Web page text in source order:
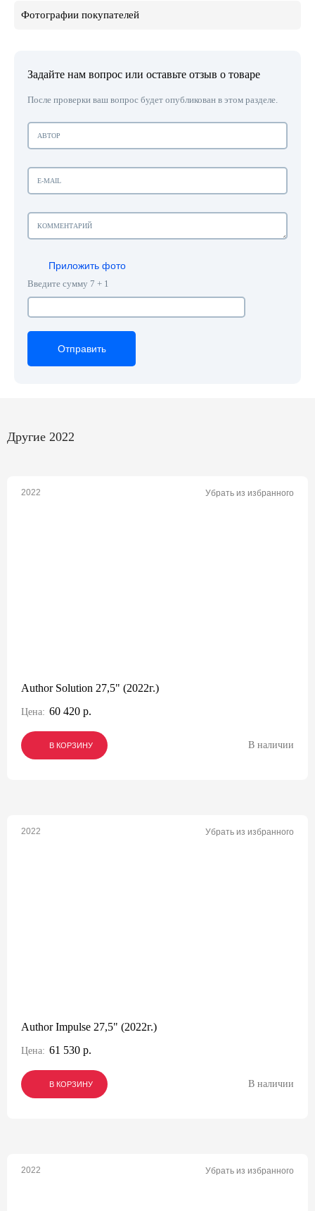
Фотографии покупателей
Задайте нам вопрос или оставьте отзыв о товаре
После проверки ваш вопрос будет опубликован в этом разделе.
Приложить фото
Введите сумму 7 + 1
Отправить
Отправить
Отправить
Другие 2022
2022 Убрать из избранного
Author Solution 27,5" (2022г.)
Цена: 60 420 р.
В КОРЗИНУ
В КОРЗИНУ
В КОРЗИНУ В наличии
2022 Убрать из избранного
Author Impulse 27,5" (2022г.)
Цена: 61 530 р.
В КОРЗИНУ
В КОРЗИНУ
В КОРЗИНУ В наличии
2022 Убрать из избранного